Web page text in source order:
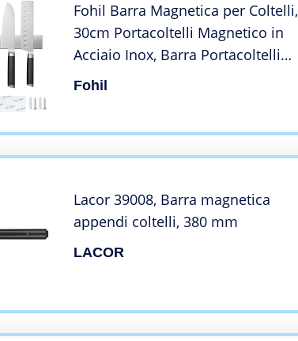
Fohil Barra Magnetica per Coltelli,
30cm Portacoltelli Magnetico in
Acciaio Inox, Barra Portacoltelli
Pensile, Striscia Pensile per
Fohil
Lacor 39008, Barra magnetica
appendi coltelli, 380 mm
LACOR